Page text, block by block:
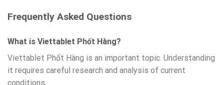
Frequently Asked Questions
What is Viettablet Phốt Hàng?
Viettablet Phốt Hàng is an important topic. Understanding
it requires careful research and analysis of current
conditions.